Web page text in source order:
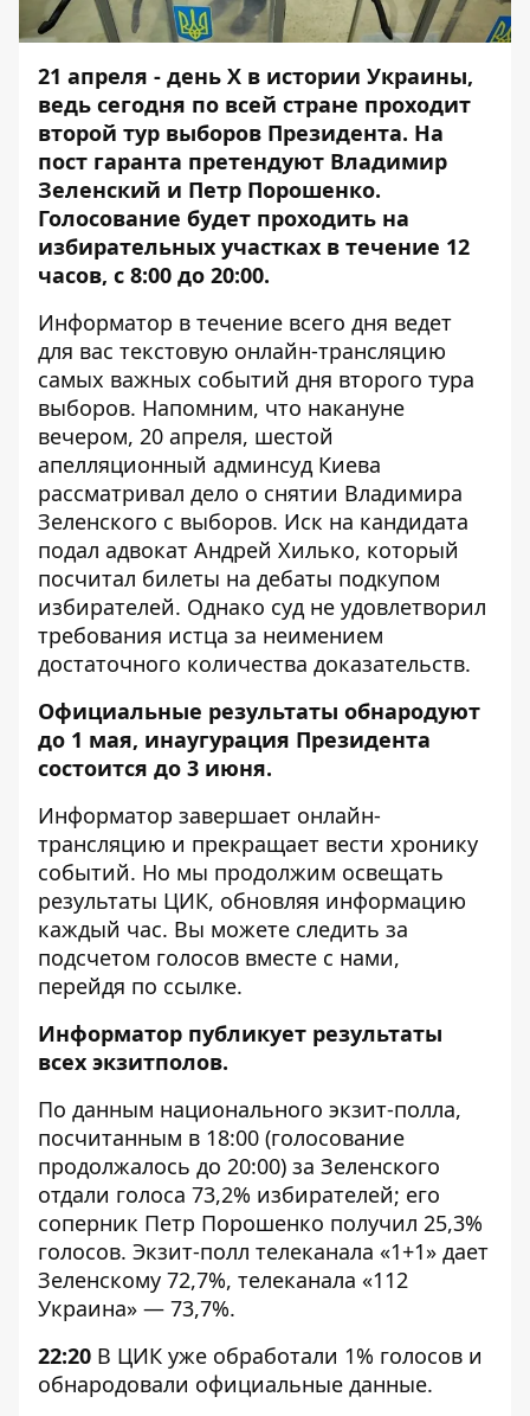
21 апреля - день Х в истории Украины,
ведь сегодня по всей стране проходит
второй тур выборов Президента. На
пост гаранта претендуют Владимир
Зеленский и Петр Порошенко.
Голосование будет проходить на
избирательных участках в течение 12
часов, с 8:00 до 20:00.
Информатор в течение всего дня ведет
для вас текстовую онлайн-трансляцию
самых важных событий дня второго тура
выборов. Напомним, что накануне
вечером, 20 апреля, шестой
апелляционный админсуд Киева
рассматривал дело о снятии Владимира
Зеленского с выборов. Иск на кандидата
подал адвокат Андрей Хилько, который
посчитал билеты на дебаты подкупом
избирателей. Однако суд не удовлетворил
требования истца за неимением
достаточного количества доказательств.
Официальные результаты обнародуют
до 1 мая, инаугурация Президента
состоится до 3 июня.
Информатор завершает онлайн-
трансляцию и прекращает вести хронику
событий. Но мы продолжим освещать
результаты ЦИК, обновляя информацию
каждый час. Вы можете следить за
подсчетом голосов вместе с нами,
перейдя по ссылке.
Информатор публикует результаты
всех экзитполов.
По данным национального экзит-полла,
посчитанным в 18:00 (голосование
продолжалось до 20:00) за Зеленского
отдали голоса 73,2% избирателей; его
соперник Петр Порошенко получил 25,3%
голосов. Экзит-полл телеканала «1+1» дает
Зеленскому 72,7%, телеканала «112
Украина» — 73,7%.
22:20 В ЦИК уже обработали 1% голосов и
обнародовали официальные данные.